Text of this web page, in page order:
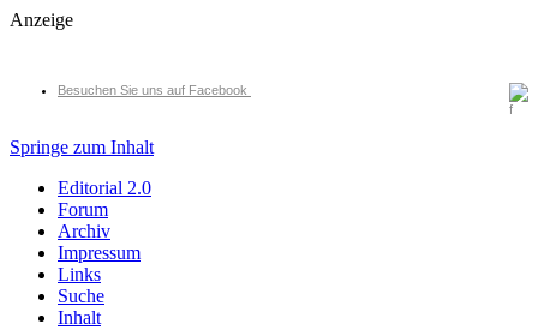
Anzeige
Besuchen Sie uns auf Facebook
Springe zum Inhalt
Editorial 2.0
Forum
Archiv
Impressum
Links
Suche
Inhalt